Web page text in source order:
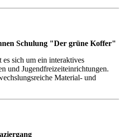
Schulung "Der grüne Koffer"
sich um ein interaktives
und Jugendfreizeiteinrichtungen.
Material- und